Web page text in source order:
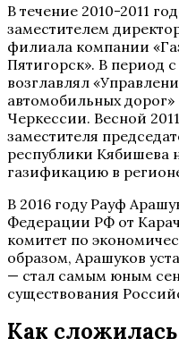
В течение 2010-2011
заместителем
филиала компании
Пятигорск». В период
возглавлял
автомобильных
Черкессии. Весной
заместителя
республики Кябишева
газификацию в
В 2016 году Рауф
Федерации РФ от
комитет по
образом, Арашуков
— стал самым юным
существования
Как